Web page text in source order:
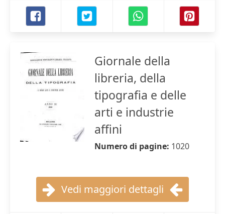
Giornale della
libreria, della
tipografia e delle
arti e industrie
affini
Numero di pagine: 1020
Vedi maggiori dettagli